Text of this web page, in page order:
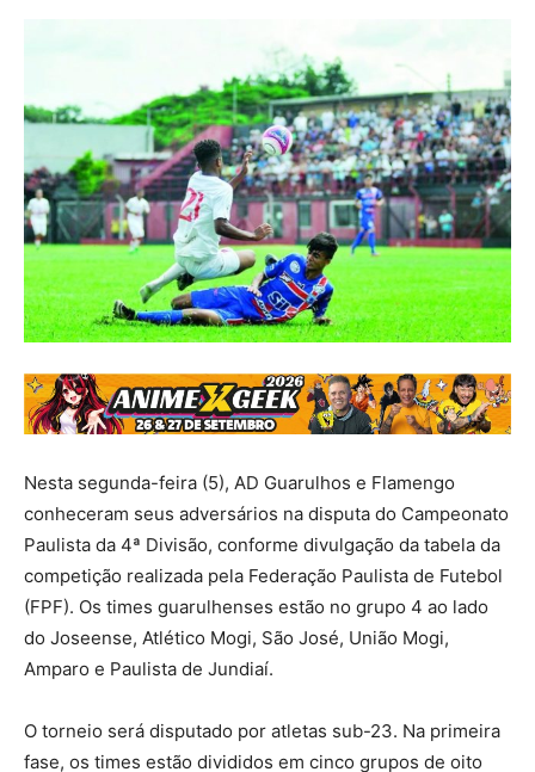
Nesta segunda-feira (5), AD Guarulhos e Flamengo
conheceram seus adversários na disputa do Campeonato
Paulista da 4ª Divisão, conforme divulgação da tabela da
competição realizada pela Federação Paulista de Futebol
(FPF). Os times guarulhenses estão no grupo 4 ao lado
do Joseense, Atlético Mogi, São José, União Mogi,
Amparo e Paulista de Jundiaí.
O torneio será disputado por atletas sub-23. Na primeira
fase, os times estão divididos em cinco grupos de oito